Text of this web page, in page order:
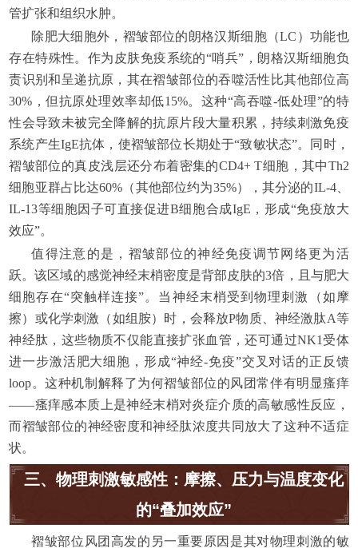
管扩张和组织水肿。
除肥大细胞外，褶皱部位的朗格汉斯细胞（LC）功能也
存在特殊性。作为皮肤免疫系统的“哨兵”，朗格汉斯细胞负
责识别和呈递抗原，其在褶皱部位的吞噬活性比其他部位高
30%，但抗原处理效率却低15%。这种“高吞噬-低处理”的特
性会导致未被完全降解的抗原片段大量积累，持续刺激免疫
系统产生IgE抗体，使褶皱部位长期处于“致敏状态”。同时，
褶皱部位的真皮浅层还分布着密集的CD4+ T细胞，其中Th2
细胞亚群占比达60%（其他部位约为35%），其分泌的IL-4、
IL-13等细胞因子可直接促进B细胞合成IgE，形成“免疫放大
效应”。
值得注意的是，褶皱部位的神经免疫调节网络更为活
跃。该区域的感觉神经末梢密度是背部皮肤的3倍，且与肥大
细胞存在“突触样连接”。当神经末梢受到物理刺激（如摩
擦）或化学刺激（如组胺）时，会释放P物质、神经激肽A等
神经肽，这些物质不仅能直接扩张血管，还可通过NK1受体
进一步激活肥大细胞，形成“神经-免疫”交叉对话的正反馈
loop。这种机制解释了为何褶皱部位的风团常伴有明显瘙痒
——瘙痒感本质上是神经末梢对炎症介质的高敏感性反应，
而褶皱部位的神经密度和神经肽浓度共同放大了这种不适症
状。
三、物理刺激敏感性：摩擦、压力与温度变化
的“叠加效应”
褶皱部位风团高发的另一重要原因是其对物理刺激的敏